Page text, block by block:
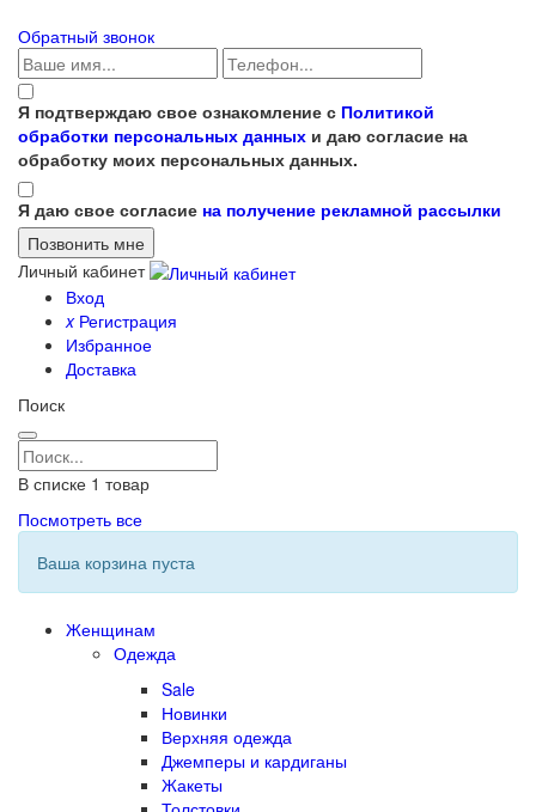
Обратный звонок
Я подтверждаю свое ознакомление с Политикой
обработки персональных данных и даю согласие на
обработку моих персональных данных.
Я даю свое согласие на получение рекламной рассылки
Личный кабинет
Вход
xРегистрация
Избранное
Доставка
Поиск
В списке 1 товар
Посмотреть все
Ваша корзина пуста
Женщинам
Одежда
Sale
Новинки
Верхняя одежда
Джемперы и кардиганы
Жакеты